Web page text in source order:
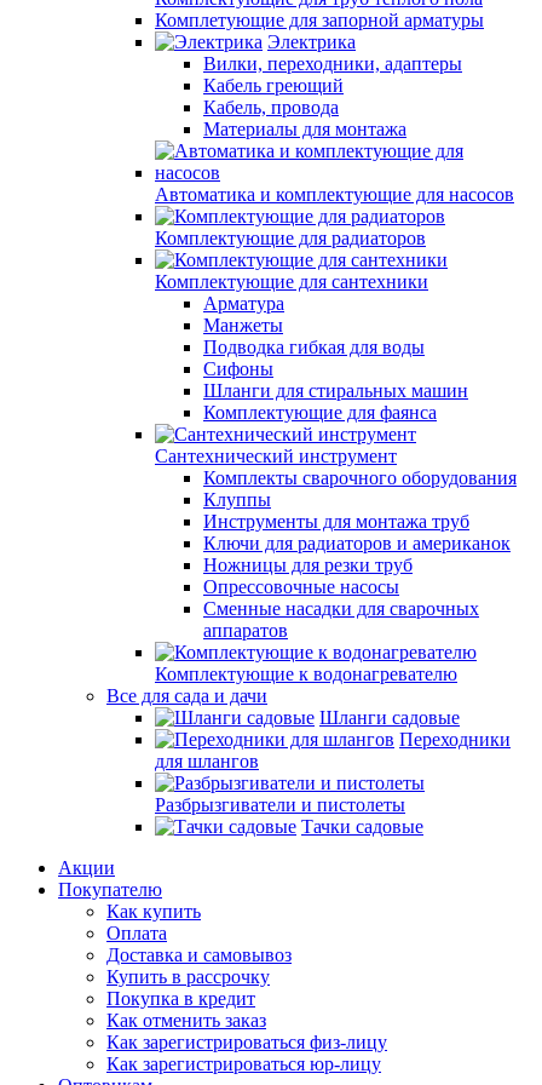
Комплетующие для запорной арматуры
Электрика
Вилки, переходники, адаптеры
Кабель греющий
Кабель, провода
Материалы для монтажа
Автоматика и комплектующие для насосов
Комплектующие для радиаторов
Комплектующие для сантехники
Арматура
Манжеты
Подводка гибкая для воды
Сифоны
Шланги для стиральных машин
Комплектующие для фаянса
Сантехнический инструмент
Комплекты сварочного оборудования
Клуппы
Инструменты для монтажа труб
Ключи для радиаторов и американок
Ножницы для резки труб
Опрессовочные насосы
Сменные насадки для сварочных
аппаратов
Комплектующие к водонагревателю
Все для сада и дачи
Шланги садовые
Переходники
для шлангов
Разбрызгиватели и пистолеты
Тачки садовые
Акции
Покупателю
Как купить
Оплата
Доставка и самовывоз
Купить в рассрочку
Покупка в кредит
Как отменить заказ
Как зарегистрироваться физ-лицу
Как зарегистрироваться юр-лицу